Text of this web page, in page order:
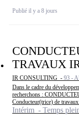
Publié il y a 8 jours
TRAVAUX
IR CONSULTING - 93 -
Dans le cadre du
recherchons :
Conducteur(trice) de
Intérim - Temps